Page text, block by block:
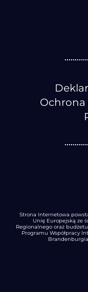
Strona Internetowa
Unię Europejską ze
Regionalnego oraz
Programu Współpracy